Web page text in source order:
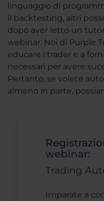
linguaggio di
il backtesting, altri
dopo aver letto un
webinar. Noi di Purple
educare i trader e a
necessari per avere
Pertanto, se volete
almeno in parte,
webinar:
Trading
Imparate a